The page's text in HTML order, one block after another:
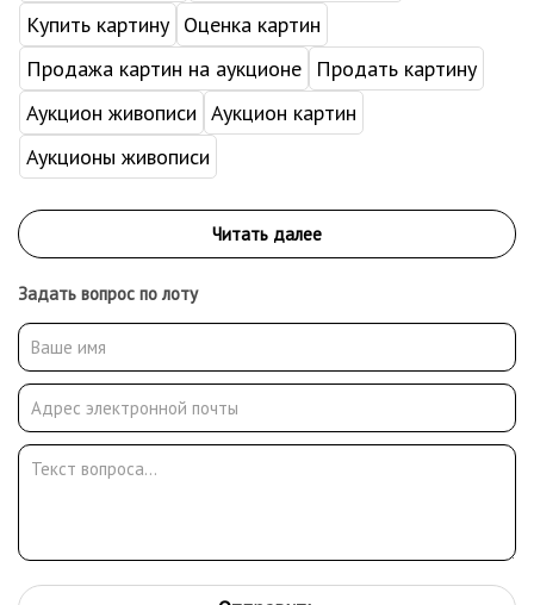
Купить картину Оценка картин
Продажа картин на аукционе
Продать картину
Аукцион живописи Аукцион картин
Аукционы живописи
Задать вопрос по лоту